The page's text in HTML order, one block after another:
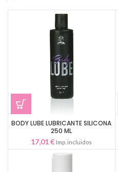
BODY LUBE LUBRICANTE SILICONA
250 ML
17,01€ Imp. incluidos